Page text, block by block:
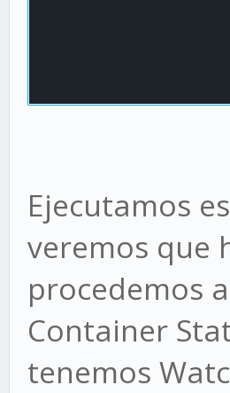
Ejecutamos
veremos que
procedemos
Container
tenemos